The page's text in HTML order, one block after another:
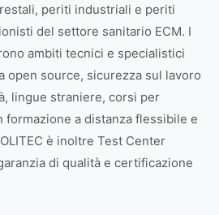
periti industriali e periti
del settore sanitario ECM. I
ambiti tecnici e specialistici
open source, sicurezza sul lavoro
lingue straniere, corsi per
a distanza flessibile e
è inoltre Test Center
di qualità e certificazione